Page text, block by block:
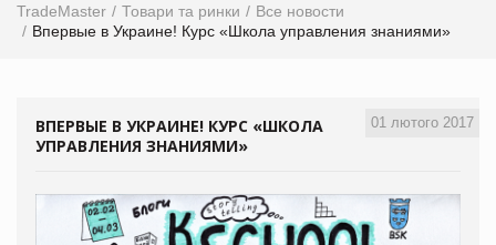
TradeMaster Товари та ринки
Все новости
Впервые в Украине! Курс «Школа управления знаниями»
01 лютого 2017
ВПЕРВЫЕ В УКРАИНЕ! КУРС «ШКОЛА
УПРАВЛЕНИЯ ЗНАНИЯМИ»